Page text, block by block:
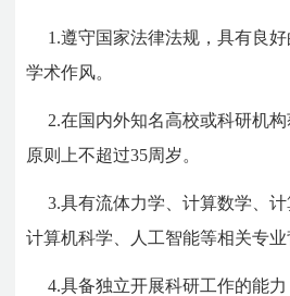
1.遵守国家法律法规，具有良
学术作风。
2.在国内外知名高校或科研机
原则上不超过35周岁。
3.具有流体力学、计算数学、计
计算机科学、人工智能等相关专业
4.具备独立开展科研工作的能